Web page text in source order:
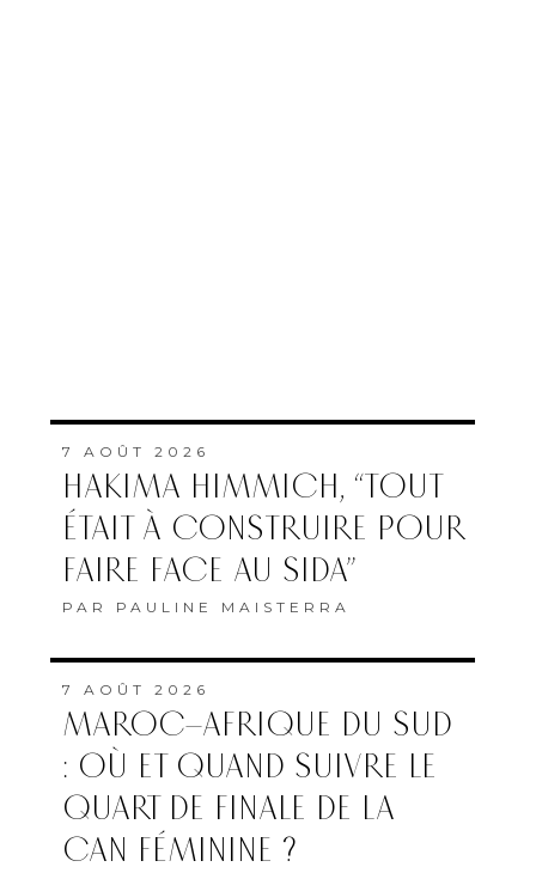
7 AOÛT 2026
HAKIMA HIMMICH, “TOUT
ÉTAIT À CONSTRUIRE POUR
FAIRE FACE AU SIDA”
PAR PAULINE MAISTERRA
7 AOÛT 2026
MAROC–AFRIQUE DU SUD
: OÙ ET QUAND SUIVRE LE
QUART DE FINALE DE LA
CAN FÉMININE ?